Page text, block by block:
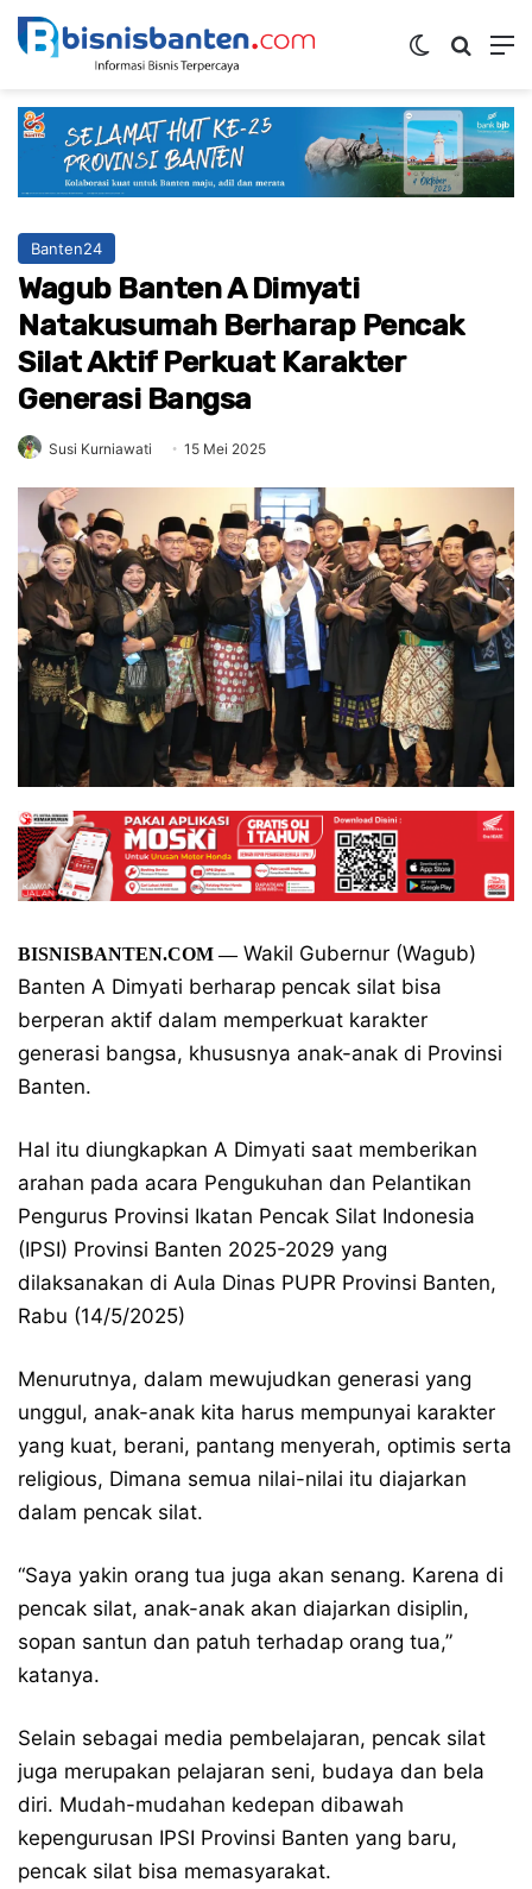
Switch skin
Banten24
Wagub Banten A Dimyati
Natakusumah Berharap Pencak
Silat Aktif Perkuat Karakter
Generasi Bangsa
Susi Kurniawati 15 Mei 2025
BISNISBANTEN.COM—Wakil Gubernur (Wagub)
Banten A Dimyati berharap pencak silat bisa
berperan aktif dalam memperkuat karakter
generasi bangsa, khususnya anak-anak di Provinsi
Banten.
Hal itu diungkapkan A Dimyati saat memberikan
arahan pada acara Pengukuhan dan Pelantikan
Pengurus Provinsi Ikatan Pencak Silat Indonesia
(IPSI) Provinsi Banten 2025-2029 yang
dilaksanakan di Aula Dinas PUPR Provinsi Banten,
Rabu (14/5/2025)
Menurutnya, dalam mewujudkan generasi yang
unggul, anak-anak kita harus mempunyai karakter
yang kuat, berani, pantang menyerah, optimis serta
religious, Dimana semua nilai-nilai itu diajarkan
dalam pencak silat.
“Saya yakin orang tua juga akan senang. Karena di
pencak silat, anak-anak akan diajarkan disiplin,
sopan santun dan patuh terhadap orang tua,”
katanya.
Selain sebagai media pembelajaran, pencak silat
juga merupakan pelajaran seni, budaya dan bela
diri. Mudah-mudahan kedepan dibawah
kepengurusan IPSI Provinsi Banten yang baru,
pencak silat bisa memasyarakat.